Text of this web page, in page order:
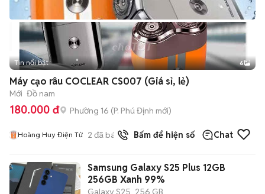
+2
Tin nổi bật 6
Máy cạo râu COCLEAR CS007 (Giá sỉ, lẻ)
Mới Đồ nam
180.000 đ Phường 16 (P. Phú Định mới)
Hoàng Huy Điện Tử 2 đã bán Bấm để hiện số Chat
Samsung Galaxy S25 Plus 12GB
256GB Xanh 99%
Galaxy S25 256 GB